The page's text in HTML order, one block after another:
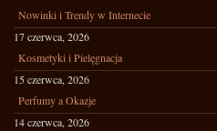
Nowinki i Trendy w Internecie
17 czerwca, 2026
Kosmetyki i Pielęgnacja
15 czerwca, 2026
Perfumy a Okazje
14 czerwca, 2026